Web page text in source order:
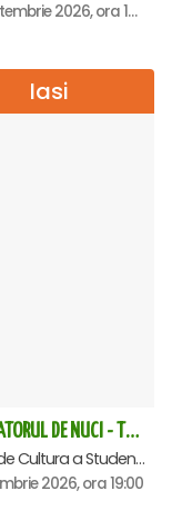
28 septembrie 2026, ora 19:00
Iasi
SPARGATORUL DE NUCI - Turneu National - Iasi
Casa de Cultura a Studentilor , Iasi
2026, ora 19:00